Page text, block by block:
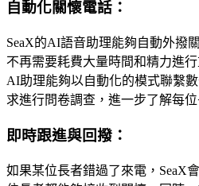
自動化關懷電話：
SeaX的AI語音助理能夠自動外撥
不再需要耗費大量時間和精力進
AI助理能夠以自動化的模式聯繫
求進行問卷調查，進一步了解每
即時跟進與回撥：
如果某位長者錯過了來電，SeaX